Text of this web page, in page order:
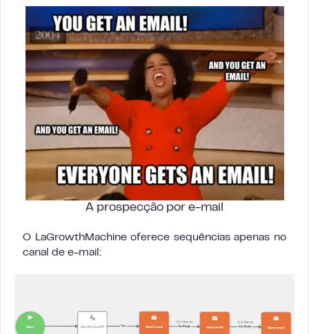
A prospecção por e-mail
O LaGrowthMachine oferece sequências apenas no
canal de e-mail: